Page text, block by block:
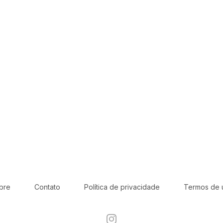
Contato Política de privacidade Termos de
Instagram